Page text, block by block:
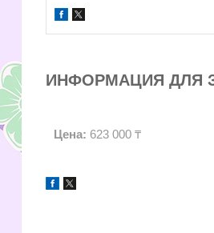
ИНФОРМАЦИЯ ДЛЯ
Цена: 623 000 ₸